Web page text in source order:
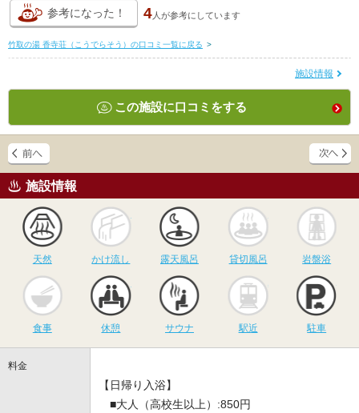
参考になった！ 4人が参考にしています
竹取の湯 香寺荘（こうでらそう）の口コミ一覧に戻る >
施設情報
この施設に口コミをする
施設情報
天然
かけ流し
かけ流し
露天風呂
露天風呂
貸切風呂
貸切風呂 岩盤浴
食事 休憩
サウナ
サウナ 駅近 駐車
料金
【日帰り入浴】
■大人（高校生以上）:850円